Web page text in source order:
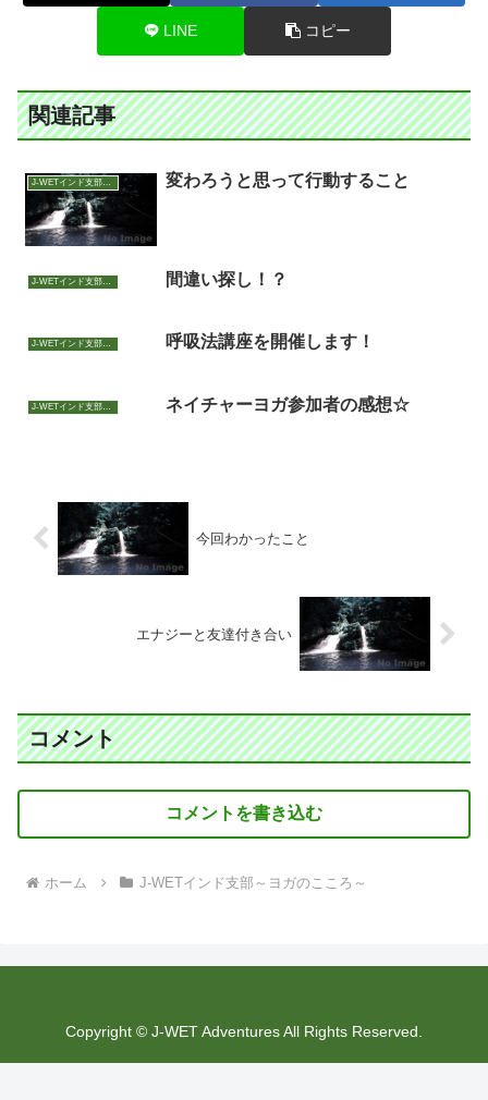
LINE コピー
関連記事
J-WETインド支部～ヨガのこころ～ 変わろうと思って行動すること
J-WETインド支部～ヨガのこころ～ 間違い探し！？
J-WETインド支部～ヨガのこころ～ 呼吸法講座を開催します！
J-WETインド支部～ヨガのこころ～ ネイチャーヨガ参加者の感想☆
今回わかったこと
エナジーと友達付き合い
コメント
コメントを書き込む
ホーム J-WETインド支部～ヨガのこころ～
Copyright © J-WET Adventures All Rights Reserved.